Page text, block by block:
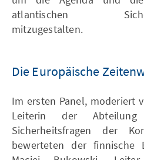
atlantischen
mitzugestalten.
Die Europäische
Im ersten Panel, moderiert
Leiterin der
Sicherheitsfragen der
bewerteten der finnische